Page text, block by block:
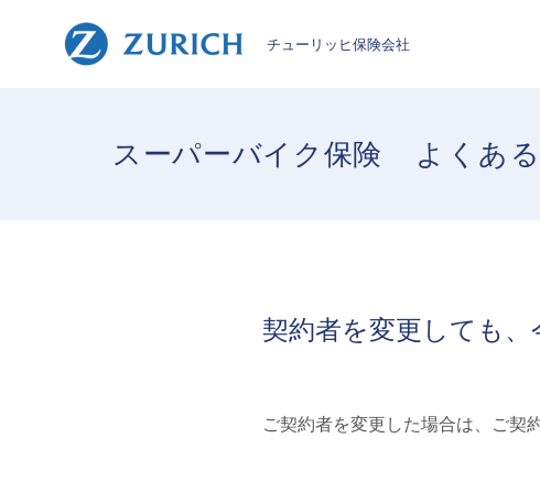
チューリッヒ保険会社
スーパーバイク保険 よくあ
契約者を変更しても
ご契約者を変更した場合は、ご契